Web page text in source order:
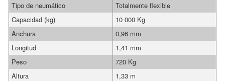
Tipo de neumático
Totalmente flexible
Capacidad (kg)
10 000 Kg
Anchura
0,96 mm
Longitud
1,41 mm
Peso
720 Kg
Altura
1,33 m